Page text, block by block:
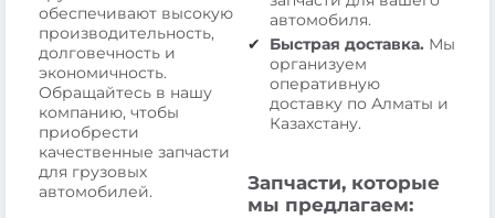
обеспечивают высокую
производительность,
долговечность и
экономичность.
Обращайтесь в нашу
компанию, чтобы
приобрести
качественные запчасти
для грузовых
автомобилей.
автомобиля.
Быстрая доставка. Мы
организуем
оперативную
доставку по Алматы и
Казахстану.
Запчасти, которые
мы предлагаем: